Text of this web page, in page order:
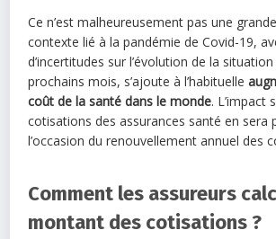
Ce n’est malheureusement pas une
contexte lié à la pandémie de Covid-19,
d’incertitudes sur l’évolution de la
prochains mois, s’ajoute à l’habituelle
coût de la santé dans le monde. L’impact
cotisations des assurances santé en sera
l’occasion du renouvellement annuel des
Comment les assureurs
montant des cotisations ?